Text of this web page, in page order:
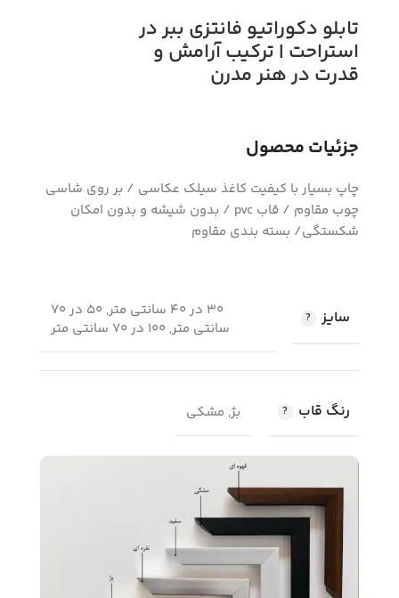
تابلو دکوراتیو فانتزی ببر در
استراحت | ترکیب آرامش و
قدرت در هنر مدرن
جزئیات محصول
چاپ بسیار با کیفیت کاغذ سیلک عکاسی / بر روی شاسی
چوب مقاوم / قاب pvc / بدون شیشه و بدون امکان
شکستگی/ بسته بندی مقاوم
سایز
30 در 40 سانتی متر, 50 در 70
سانتی متر, 100 در 70 سانتی متر
رنگ قاب بژ, مشکی